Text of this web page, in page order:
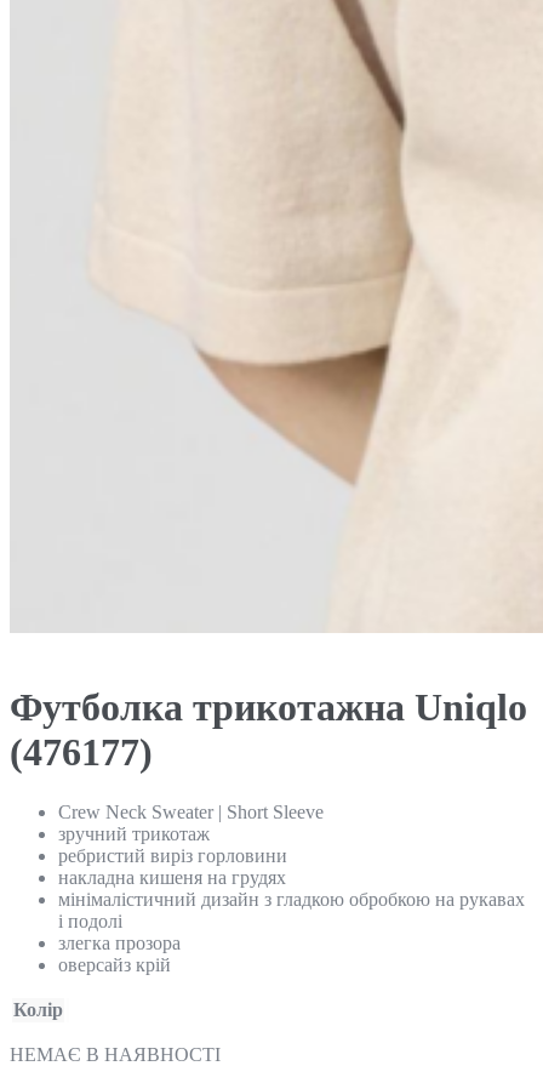
Футболка трикотажна Uniqlo
(476177)
Crew Neck Sweater | Short Sleeve
зручний трикотаж
ребристий виріз горловини
накладна кишеня на грудях
мінімалістичний дизайн з гладкою обробкою на рукавах
і подолі
злегка прозора
оверсайз крій
Колір
НЕМАЄ В НАЯВНОСТІ